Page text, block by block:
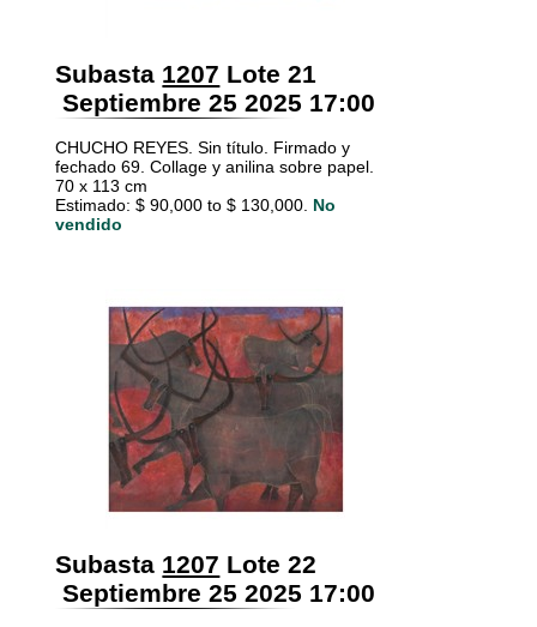
Subasta 1207 Lote 21
Septiembre 25 2025 17:00
CHUCHO REYES. Sin título. Firmado y
fechado 69. Collage y anilina sobre papel.
70 x 113 cm
Estimado: $ 90,000 to $ 130,000. No
vendido
Subasta 1207 Lote 22
Septiembre 25 2025 17:00